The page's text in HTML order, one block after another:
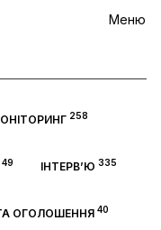
Меню
258
49 ІНТЕРВ’Ю 335
ОГОЛОШЕННЯ40